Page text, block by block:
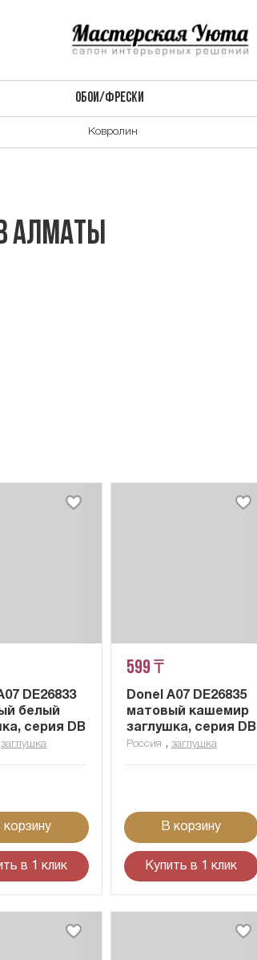
ОБОИ/ФРЕСКИ
Ковролин
Алматы
DE26833
белый
серия DB
заглушка
корзину
в 1 клик
599 ₸
Donel A07 DE26835
матовый кашемир
заглушка, серия DB
Россия , заглушка
В корзину
Купить в 1 клик